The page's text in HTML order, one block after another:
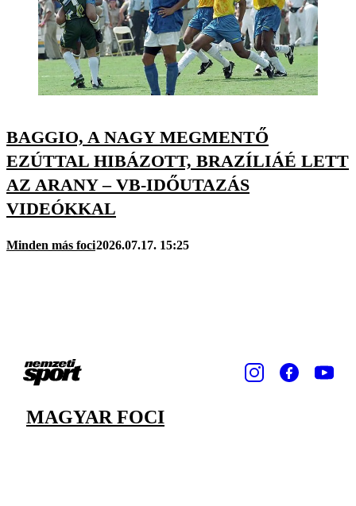
BAGGIO, A NAGY MEGMENTŐ
EZÚTTAL HIBÁZOTT, BRAZÍLIÁÉ LETT
AZ ARANY – VB-IDŐUTAZÁS
VIDEÓKKAL
Minden más foci2026.07.17. 15:25
MAGYAR FOCI